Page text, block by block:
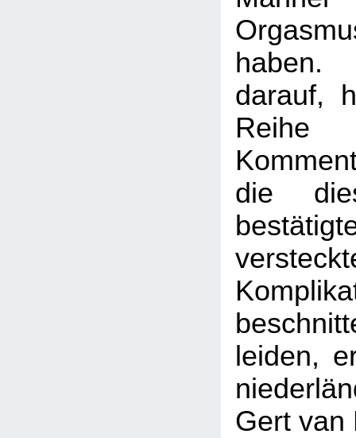
darauf,
die
leiden,
Gert van